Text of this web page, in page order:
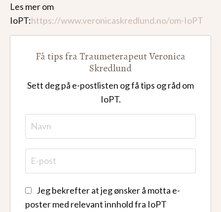
Les mer om
IoPT:https://www.veronicaskredlund.no/om-IoPT
Få tips fra Traumeterapeut Veronica
Skredlund
Sett deg på e-postlisten og få tips og råd om
IoPT.
Jeg bekrefter at jeg ønsker å motta e-
poster med relevant innhold fra IoPT